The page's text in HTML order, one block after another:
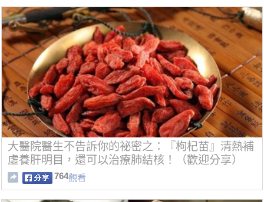
大醫院醫生不告訴你的祕密之：『枸杞苗』清熱補
虛養肝明目，還可以治療肺結核！（歡迎分享）
764觀看